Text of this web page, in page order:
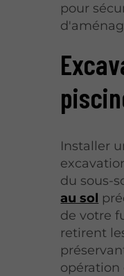
pour
Installer
du sous-
au sol
de votre
retirent
opération